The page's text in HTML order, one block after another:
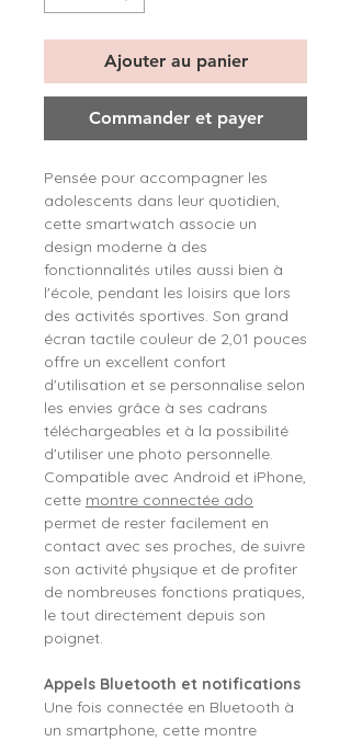
Ajouter au panier
Commander et payer
Pensée pour accompagner les
adolescents dans leur quotidien,
cette smartwatch associe un
design moderne à des
fonctionnalités utiles aussi bien à
l'école, pendant les loisirs que lors
des activités sportives. Son grand
écran tactile couleur de 2,01 pouces
offre un excellent confort
d'utilisation et se personnalise selon
les envies grâce à ses cadrans
téléchargeables et à la possibilité
d'utiliser une photo personnelle.
Compatible avec Android et iPhone,
cette montre connectée ado
permet de rester facilement en
contact avec ses proches, de suivre
son activité physique et de profiter
de nombreuses fonctions pratiques,
le tout directement depuis son
poignet.
Appels Bluetooth et notifications
Une fois connectée en Bluetooth à
un smartphone, cette montre